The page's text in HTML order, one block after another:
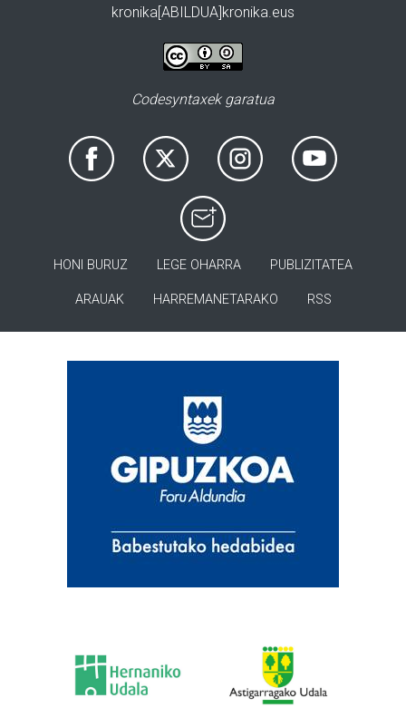
kronika[ABILDUA]kronika.eus
Codesyntaxek garatua
HONI BURUZ LEGE OHARRA PUBLIZITATEA
ARAUAK HARREMANETARAKO RSS